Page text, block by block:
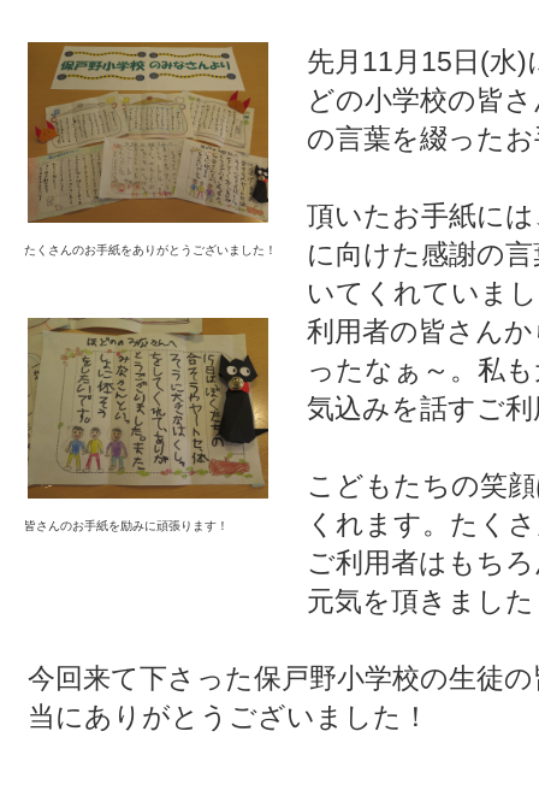
たくさんのお手紙をありがとうございました！
皆さんのお手紙を励みに頑張ります！
先月11月15日(水
どの小学校の皆
の言葉を綴った
頂いたお手紙に
に向けた感謝の
いてくれていま
利用者の皆さん
ったなぁ～。私
気込みを話すご
こどもたちの笑
くれます。たく
ご利用者はもち
元気を頂きまし
今回来て下さった保戸野小学校の生徒
当にありがとうございました！